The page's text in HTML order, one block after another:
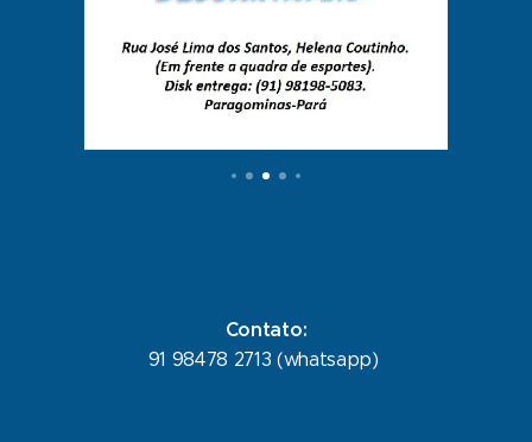
Contato:
91 98478 2713 (whatsapp)